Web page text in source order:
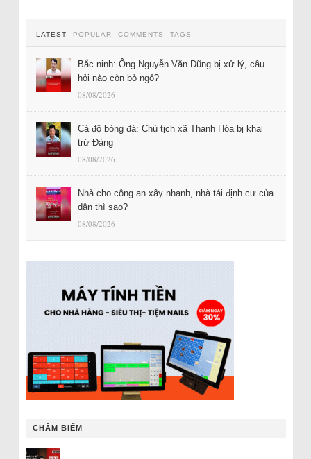
LATEST POPULAR COMMENTS TAGS
Bắc ninh: Ông Nguyễn Văn Dũng bị xử lý, câu
hỏi nào còn bỏ ngỏ?
08/08/2026
Cá độ bóng đá: Chủ tịch xã Thanh Hóa bị khai
trừ Đảng
08/08/2026
Nhà cho công an xây nhanh, nhà tái định cư của
dân thì sao?
08/08/2026
CHÂM BIẾM